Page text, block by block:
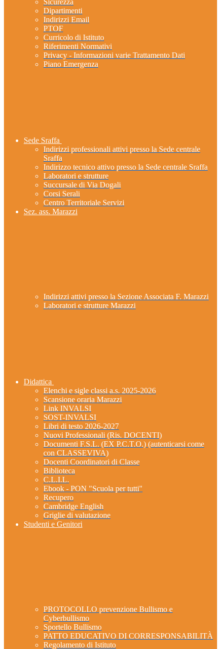
Sicurezza
Dipartimenti
Indirizzi Email
PTOF
Curricolo di Istituto
Riferimenti Normativi
Privacy - Informazioni varie Trattamento Dati
Piano Emergenza
Sede Sraffa
Indirizzi professionali attivi presso la Sede centrale
Sraffa
Indirizzo tecnico attivo presso la Sede centrale Sraffa
Laboratori e strutture
Succursale di Via Dogali
Corsi Serali
Centro Territoriale Servizi
Sez. ass. Marazzi
Indirizzi attivi presso la Sezione Associata F. Marazzi
Laboratori e strutture Marazzi
Didattica
Elenchi e sigle classi a.s. 2025-2026
Scansione oraria Marazzi
Link INVALSI
SOST-INVALSI
Libri di testo 2026-2027
Nuovi Professionali (Ris. DOCENTI)
Documenti F.S.L. (EX P.C.T.O.) (autenticarsi come
con CLASSEVIVA)
Docenti Coordinatori di Classe
Biblioteca
C.L.I.L.
Ebook - PON "Scuola per tutti"
Recupero
Cambridge English
Griglie di valutazione
Studenti e Genitori
PROTOCOLLO prevenzione Bullismo e
Cyberbullismo
Sportello Bullismo
PATTO EDUCATIVO DI CORRESPONSABILITÀ
Regolamento di Istituto